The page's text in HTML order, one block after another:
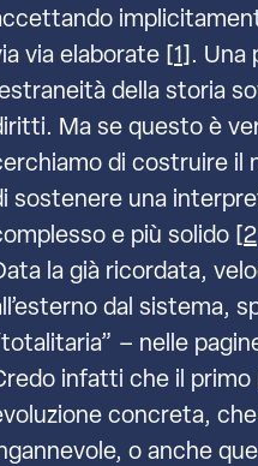
via elaborate [1]. Una
della storia
Ma se questo è
di costruire il
sostenere una
e più solido [2
la già ricordata,
dal sistema,
– nelle
infatti che il primo
concreta,
o anche